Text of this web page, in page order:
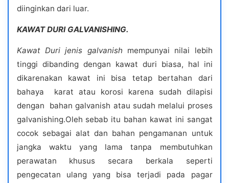
diinginkan dari luar.
KAWAT DURI GALVANISHING.
Kawat Duri jenis galvanish mempunyai nilai lebih
tinggi dibanding dengan kawat duri biasa, hal ini
dikarenakan kawat ini bisa tetap bertahan dari
bahaya karat atau korosi karena sudah dilapisi
dengan bahan galvanish atau sudah melalui proses
galvanishing.Oleh sebab itu bahan kawat ini sangat
cocok sebagai alat dan bahan pengamanan untuk
jangka waktu yang lama tanpa membutuhkan
perawatan khusus secara berkala seperti
pengecatan ulang yang bisa terjadi pada pagar